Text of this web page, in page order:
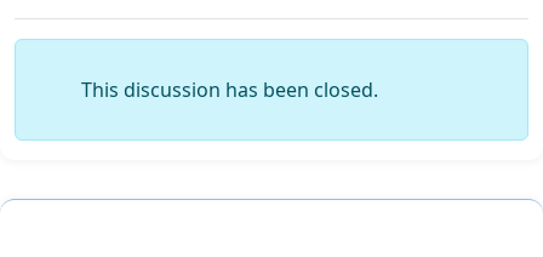
This discussion has been closed.